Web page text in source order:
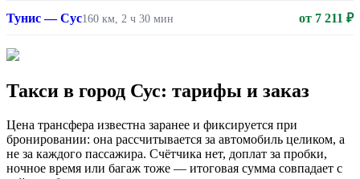
Тунис — Сус160 км, 2 ч 30 мин от 7 211 ₽
Такси в город Сус: тарифы и заказ
Цена трансфера известна заранее и фиксируется при
бронировании: она рассчитывается за автомобиль целиком, а
не за каждого пассажира. Счётчика нет, доплат за пробки,
ночное время или багаж тоже — итоговая сумма совпадает с